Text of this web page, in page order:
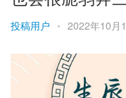
投稿用户 • 2022年10月